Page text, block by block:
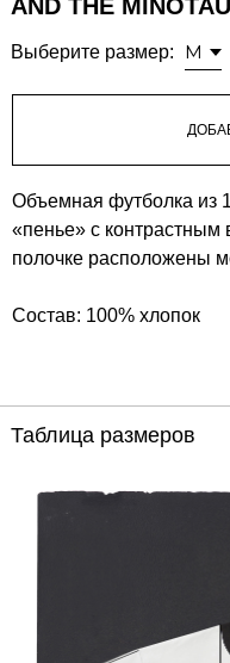
Объемная футболка из
«пенье» с
полочке расположены
Состав: 100% хлопок
AND THE
Выберите размер:
Таблица размеров